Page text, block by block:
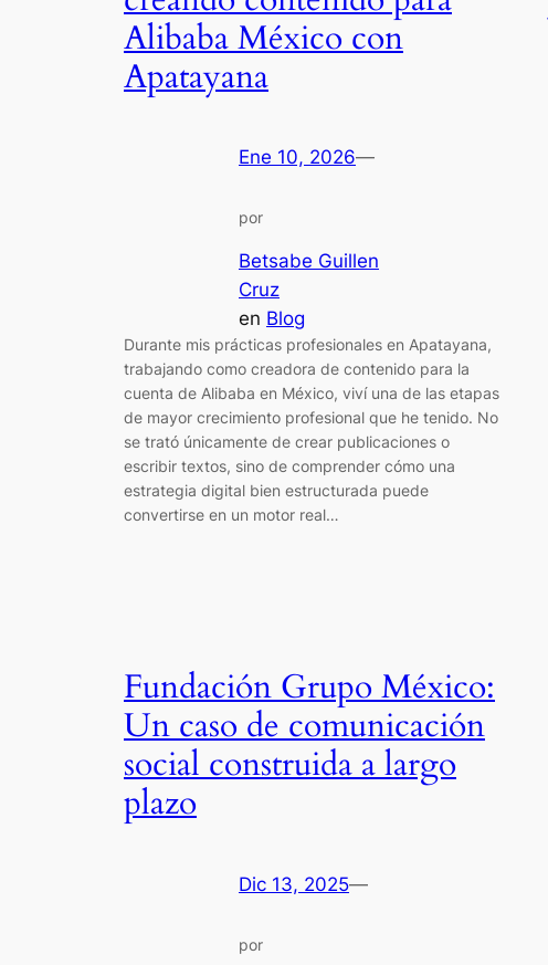
Alibaba México con
Apatayana
Ene 10, 2026—
por
Betsabe Guillen
Cruz
en Blog
Durante mis prácticas profesionales en Apatayana,
trabajando como creadora de contenido para la
cuenta de Alibaba en México, viví una de las etapas
de mayor crecimiento profesional que he tenido. No
se trató únicamente de crear publicaciones o
escribir textos, sino de comprender cómo una
estrategia digital bien estructurada puede
convertirse en un motor real…
Fundación Grupo México:
Un caso de comunicación
social construida a largo
plazo
Dic 13, 2025—
por